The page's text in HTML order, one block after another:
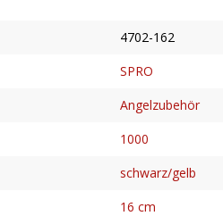
4702-162
SPRO
Angelzubehör
1000
schwarz/gelb
16 cm